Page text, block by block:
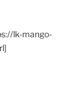
lk-mango-